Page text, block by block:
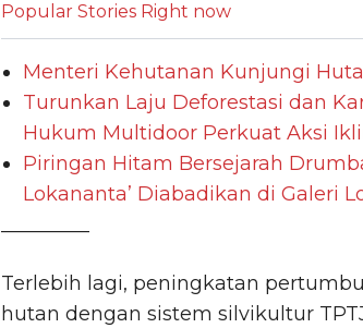
Popular Stories Right now
Menteri Kehutanan Kunjungi
Turunkan Laju Deforestasi dan
Hukum Multidoor Perkuat Aksi
Piringan Hitam Bersejarah
Lokananta’ Diabadikan di Galeri
Terlebih lagi, peningkatan
hutan dengan sistem silvikultur